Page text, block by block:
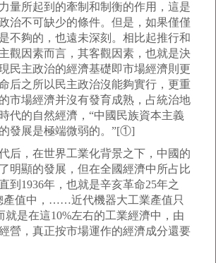
量所起到的牽制和制衡的作用，這是
治不可缺少的條件。但是，如果僅僅
不夠的，也遠未深刻。相比起推行和
觀因素而言，其客觀因素，也就是決
民主政治的經濟基礎即市場經濟則更
后之所以民主政治沒能夠實行，更重
市場經濟并沒有發育成熟，占統治地
代的自然經濟，“中國民族資本主義
發展是極端微弱的。”[①]
，在世界工業化背景之下，中國的
明顯的發展，但在全國經濟中所占比
到1936年，也就是辛亥革命25年之
產值中，……近代機器大工業產值只
就是在這10%左右的工業經濟中，由
營，真正按市場運作的經濟成分還要